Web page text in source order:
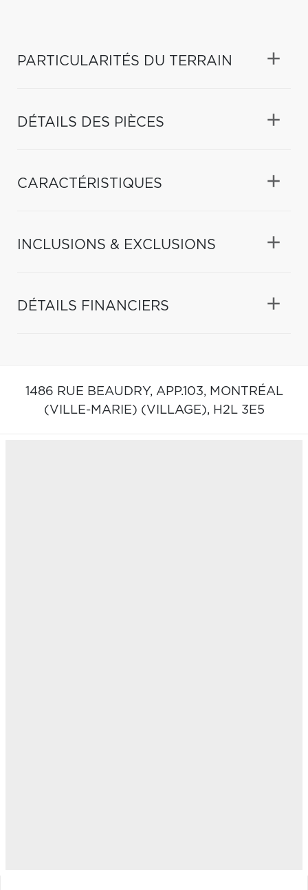
PARTICULARITÉS DU TERRAIN
DÉTAILS DES PIÈCES
CARACTÉRISTIQUES
INCLUSIONS & EXCLUSIONS
DÉTAILS FINANCIERS
1486 RUE BEAUDRY, APP.103, MONTRÉAL
(VILLE-MARIE) (VILLAGE), H2L 3E5